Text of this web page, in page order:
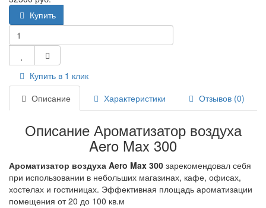
Купить
Купить в 1 клик
Описание
Характеристики Отзывов (0)
Описание Ароматизатор воздуха
Aero Max 300
Ароматизатор воздуха Aero Max 300 зарекомендовал себя
при использовании в небольших магазинах, кафе, офисах,
хостелах и гостиницах. Эффективная площадь ароматизации
помещения от 20 до 100 кв.м